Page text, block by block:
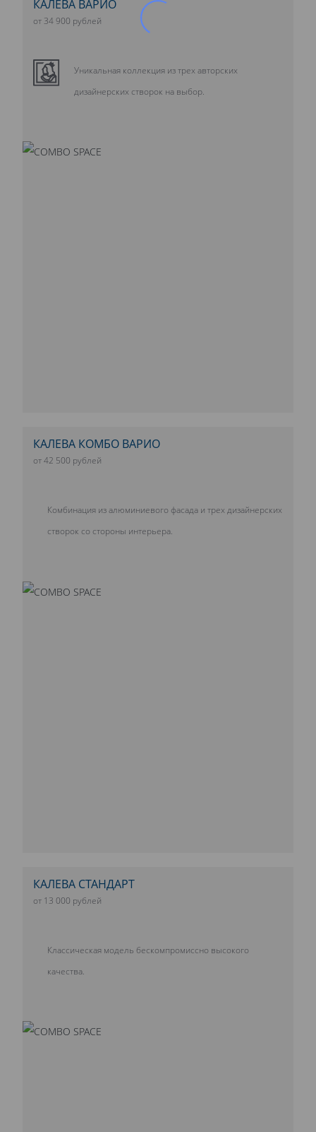
КАЛЕВА ВАРИО
от 34 900 рублей
Уникальная коллекция из трех авторских
дизайнерских створок на выбор.
КАЛЕВА КОМБО ВАРИО
от 42 500 рублей
Комбинация из алюминиевого фасада и трех дизайнерских
створок со стороны интерьера.
КАЛЕВА СТАНДАРТ
от 13 000 рублей
Классическая модель бескомпромиссно высокого
качества.